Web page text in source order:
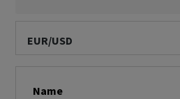
EUR/USD
Name